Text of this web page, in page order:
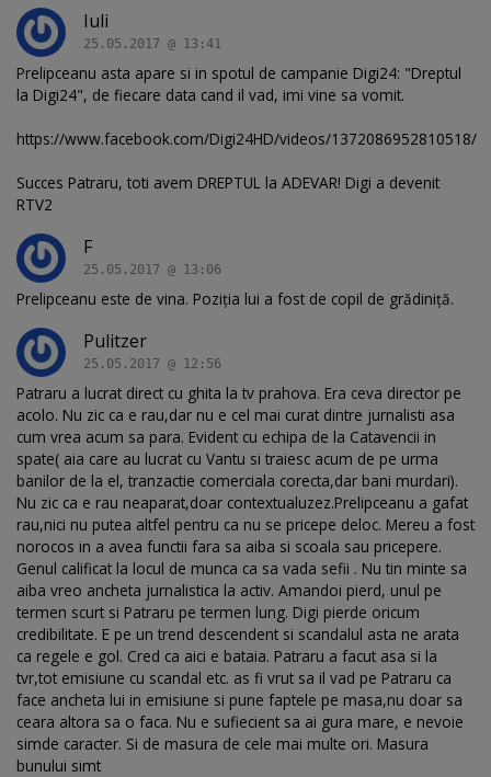
Iuli
25.05.2017 @ 13:41
Prelipceanu asta apare si in spotul de campanie Digi24: "Dreptul
la Digi24", de fiecare data cand il vad, imi vine sa vomit.
https://www.facebook.com/Digi24HD/videos/1372086952810518/
Succes Patraru, toti avem DREPTUL la ADEVAR! Digi a devenit
RTV2
F
25.05.2017 @ 13:06
Prelipceanu este de vina. Poziția lui a fost de copil de grădiniță.
Pulitzer
25.05.2017 @ 12:56
Patraru a lucrat direct cu ghita la tv prahova. Era ceva director pe
acolo. Nu zic ca e rau,dar nu e cel mai curat dintre jurnalisti asa
cum vrea acum sa para. Evident cu echipa de la Catavencii in
spate( aia care au lucrat cu Vantu si traiesc acum de pe urma
banilor de la el, tranzactie comerciala corecta,dar bani murdari).
Nu zic ca e rau neaparat,doar contextualuzez.Prelipceanu a gafat
rau,nici nu putea altfel pentru ca nu se pricepe deloc. Mereu a fost
norocos in a avea functii fara sa aiba si scoala sau pricepere.
Genul calificat la locul de munca ca sa vada sefii . Nu tin minte sa
aiba vreo ancheta jurnalistica la activ. Amandoi pierd, unul pe
termen scurt si Patraru pe termen lung. Digi pierde oricum
credibilitate. E pe un trend descendent si scandalul asta ne arata
ca regele e gol. Cred ca aici e bataia. Patraru a facut asa si la
tvr,tot emisiune cu scandal etc. as fi vrut sa il vad pe Patraru ca
face ancheta lui in emisiune si pune faptele pe masa,nu doar sa
ceara altora sa o faca. Nu e sufiecient sa ai gura mare, e nevoie
simde caracter. Si de masura de cele mai multe ori. Masura
bunului simt